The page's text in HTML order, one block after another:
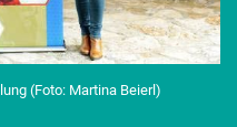
(Foto: Martina Beierl)